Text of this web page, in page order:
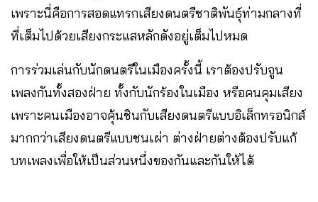
เพราะนี่คือการสอดแทรกเสียงดนตรีชาติพันธุ์ท่ามกลางที่
ที่เต็มไปด้วยเสียงกระแสหลักดังอยู่เต็มไปหมด
การร่วมเล่นกับนักดนตรีในเมืองครั้งนี้ เราต้องปรับจูน
เพลงกันทั้งสองฝ่าย ทั้งกับนักร้องในเมือง หรือคนคุมเสียง
เพราะคนเมืองอาจคุ้นชินกับเสียงดนตรีแบบอิเล็กทรอนิกส์
มากกว่าเสียงดนตรีแบบชนเผ่า ต่างฝ่ายต่างต้องปรับแก้
บทเพลงเพื่อให้เป็นส่วนหนึ่งของกันและกันให้ได้